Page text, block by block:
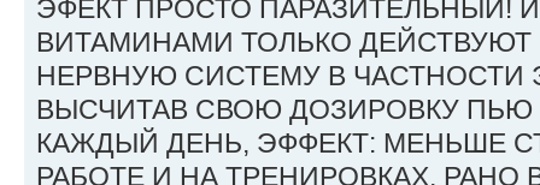
ЭФЕКТ ПРОСТО ПАРАЗИТЕЛЬНЫЙ!
ВИТАМИНАМИ ТОЛЬКО
НЕРВНУЮ СИСТЕМУ В ЧАСТНОСТИ
ВЫСЧИТАВ СВОЮ ДОЗИРОВКУ ПЬЮ
КАЖДЫЙ ДЕНЬ, ЭФФЕКТ: МЕНЬШЕ
РАБОТЕ И НА ТРЕНИРОВКАХ, РАНО